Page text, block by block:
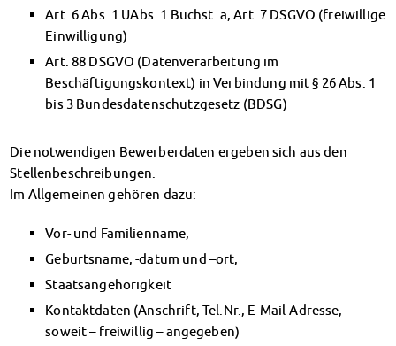
Art. 6 Abs. 1 UAbs. 1 Buchst. a, Art. 7 DSGVO (freiwillige
Einwilligung)
Art. 88 DSGVO (Datenverarbeitung im
Beschäftigungskontext) in Verbindung mit § 26 Abs. 1
bis 3 Bundesdatenschutzgesetz (BDSG)
Die notwendigen Bewerberdaten ergeben sich aus den
Stellenbeschreibungen.
Im Allgemeinen gehören dazu:
Vor- und Familienname,
Geburtsname, -datum und –ort,
Staatsangehörigkeit
Kontaktdaten (Anschrift, Tel.Nr., E-Mail-Adresse,
soweit – freiwillig – angegeben)